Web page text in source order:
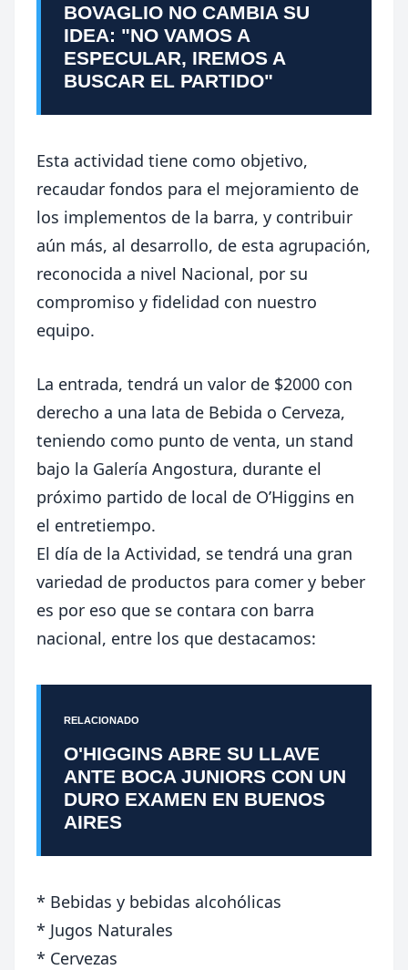
BOVAGLIO NO CAMBIA SU
IDEA: "NO VAMOS A
ESPECULAR, IREMOS A
BUSCAR EL PARTIDO"
Esta actividad tiene como objetivo,
recaudar fondos para el mejoramiento de
los implementos de la barra, y contribuir
aún más, al desarrollo, de esta agrupación,
reconocida a nivel Nacional, por su
compromiso y fidelidad con nuestro
equipo.
La entrada, tendrá un valor de $2000 con
derecho a una lata de Bebida o Cerveza,
teniendo como punto de venta, un stand
bajo la Galería Angostura, durante el
próximo partido de local de O’Higgins en
el entretiempo.
El día de la Actividad, se tendrá una gran
variedad de productos para comer y beber
es por eso que se contara con barra
nacional, entre los que destacamos:
RELACIONADO
O'HIGGINS ABRE SU LLAVE
ANTE BOCA JUNIORS CON UN
DURO EXAMEN EN BUENOS
AIRES
* Bebidas y bebidas alcohólicas
* Jugos Naturales
* Cervezas